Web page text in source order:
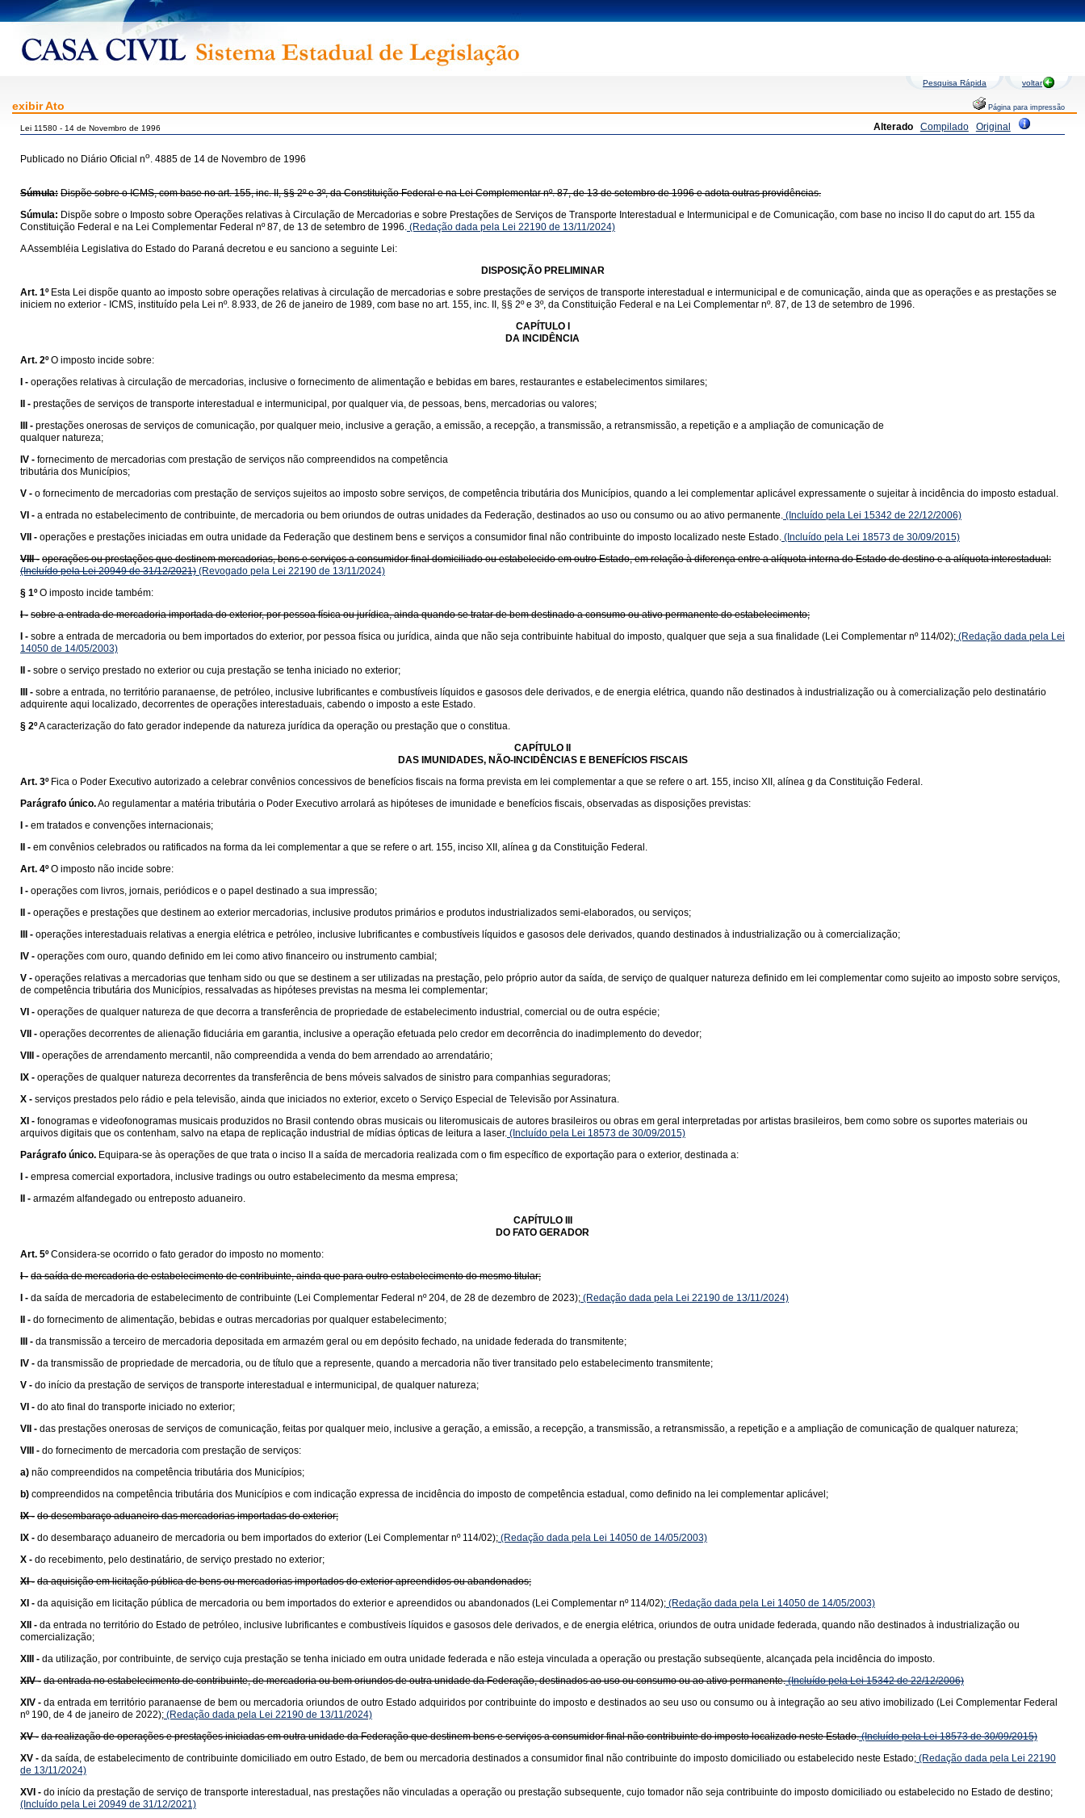
Pesquisa Rápida voltar
exibir Ato Página para impressão
Alterado Compilado Original
Lei 11580 - 14 de Novembro de 1996
Publicado no Diário Oficial no. 4885 de 14 de Novembro de 1996
Súmula: Dispõe sobre o ICMS, com base no art. 155, inc. II, §§ 2º e 3º, da Constituição Federal e na Lei Complementar nº. 87, de 13 de setembro de 1996 e adota outras providências.
Súmula: Dispõe sobre o Imposto sobre Operações relativas à Circulação de Mercadorias e sobre Prestações de Serviços de Transporte Interestadual e Intermunicipal e de Comunicação, com base no inciso II do caput do art. 155 da
Constituição Federal e na Lei Complementar Federal nº 87, de 13 de setembro de 1996. (Redação dada pela Lei 22190 de 13/11/2024)
A Assembléia Legislativa do Estado do Paraná decretou e eu sanciono a seguinte Lei:
DISPOSIÇÃO PRELIMINAR
Art. 1º Esta Lei dispõe quanto ao imposto sobre operações relativas à circulação de mercadorias e sobre prestações de serviços de transporte interestadual e intermunicipal e de comunicação, ainda que as operações e as prestações se
iniciem no exterior - ICMS, instituído pela Lei nº. 8.933, de 26 de janeiro de 1989, com base no art. 155, inc. II, §§ 2º e 3º, da Constituição Federal e na Lei Complementar nº. 87, de 13 de setembro de 1996.
CAPÍTULO I
DA INCIDÊNCIA
Art. 2º O imposto incide sobre:
I - operações relativas à circulação de mercadorias, inclusive o fornecimento de alimentação e bebidas em bares, restaurantes e estabelecimentos similares;
II - prestações de serviços de transporte interestadual e intermunicipal, por qualquer via, de pessoas, bens, mercadorias ou valores;
III - prestações onerosas de serviços de comunicação, por qualquer meio, inclusive a geração, a emissão, a recepção, a transmissão, a retransmissão, a repetição e a ampliação de comunicação de
qualquer natureza;
IV - fornecimento de mercadorias com prestação de serviços não compreendidos na competência
tributária dos Municípios;
V - o fornecimento de mercadorias com prestação de serviços sujeitos ao imposto sobre serviços, de competência tributária dos Municípios, quando a lei complementar aplicável expressamente o sujeitar à incidência do imposto estadual.
VI - a entrada no estabelecimento de contribuinte, de mercadoria ou bem oriundos de outras unidades da Federação, destinados ao uso ou consumo ou ao ativo permanente. (Incluído pela Lei 15342 de 22/12/2006)
VII - operações e prestações iniciadas em outra unidade da Federação que destinem bens e serviços a consumidor final não contribuinte do imposto localizado neste Estado. (Incluído pela Lei 18573 de 30/09/2015)
VIII - operações ou prestações que destinem mercadorias, bens e serviços a consumidor final domiciliado ou estabelecido em outro Estado, em relação à diferença entre a alíquota interna do Estado de destino e a alíquota interestadual:
(Incluído pela Lei 20949 de 31/12/2021) (Revogado pela Lei 22190 de 13/11/2024)
§ 1º O imposto incide também:
I - sobre a entrada de mercadoria importada do exterior, por pessoa física ou jurídica, ainda quando se tratar de bem destinado a consumo ou ativo permanente do estabelecimento;
I - sobre a entrada de mercadoria ou bem importados do exterior, por pessoa física ou jurídica, ainda que não seja contribuinte habitual do imposto, qualquer que seja a sua finalidade (Lei Complementar nº 114/02); (Redação dada pela Lei
14050 de 14/05/2003)
II - sobre o serviço prestado no exterior ou cuja prestação se tenha iniciado no exterior;
III - sobre a entrada, no território paranaense, de petróleo, inclusive lubrificantes e combustíveis líquidos e gasosos dele derivados, e de energia elétrica, quando não destinados à industrialização ou à comercialização pelo destinatário
adquirente aqui localizado, decorrentes de operações interestaduais, cabendo o imposto a este Estado.
§ 2ºA caracterização do fato gerador independe da natureza jurídica da operação ou prestação que o constitua.
CAPÍTULO II
DAS IMUNIDADES, NÃO-INCIDÊNCIAS E BENEFÍCIOS FISCAIS
Art. 3º Fica o Poder Executivo autorizado a celebrar convênios concessivos de benefícios fiscais na forma prevista em lei complementar a que se refere o art. 155, inciso XII, alínea g da Constituição Federal.
Parágrafo único.Ao regulamentar a matéria tributária o Poder Executivo arrolará as hipóteses de imunidade e benefícios fiscais, observadas as disposições previstas:
I - em tratados e convenções internacionais;
II - em convênios celebrados ou ratificados na forma da lei complementar a que se refere o art. 155, inciso XII, alínea g da Constituição Federal.
Art. 4º O imposto não incide sobre:
I - operações com livros, jornais, periódicos e o papel destinado a sua impressão;
II - operações e prestações que destinem ao exterior mercadorias, inclusive produtos primários e produtos industrializados semi-elaborados, ou serviços;
III - operações interestaduais relativas a energia elétrica e petróleo, inclusive lubrificantes e combustíveis líquidos e gasosos dele derivados, quando destinados à industrialização ou à comercialização;
IV - operações com ouro, quando definido em lei como ativo financeiro ou instrumento cambial;
V - operações relativas a mercadorias que tenham sido ou que se destinem a ser utilizadas na prestação, pelo próprio autor da saída, de serviço de qualquer natureza definido em lei complementar como sujeito ao imposto sobre serviços,
de competência tributária dos Municípios, ressalvadas as hipóteses previstas na mesma lei complementar;
VI - operações de qualquer natureza de que decorra a transferência de propriedade de estabelecimento industrial, comercial ou de outra espécie;
VII - operações decorrentes de alienação fiduciária em garantia, inclusive a operação efetuada pelo credor em decorrência do inadimplemento do devedor;
VIII - operações de arrendamento mercantil, não compreendida a venda do bem arrendado ao arrendatário;
IX - operações de qualquer natureza decorrentes da transferência de bens móveis salvados de sinistro para companhias seguradoras;
X - serviços prestados pelo rádio e pela televisão, ainda que iniciados no exterior, exceto o Serviço Especial de Televisão por Assinatura.
XI - fonogramas e videofonogramas musicais produzidos no Brasil contendo obras musicais ou literomusicais de autores brasileiros ou obras em geral interpretadas por artistas brasileiros, bem como sobre os suportes materiais ou
arquivos digitais que os contenham, salvo na etapa de replicação industrial de mídias ópticas de leitura a laser. (Incluído pela Lei 18573 de 30/09/2015)
Parágrafo único. Equipara-se às operações de que trata o inciso II a saída de mercadoria realizada com o fim específico de exportação para o exterior, destinada a:
I - empresa comercial exportadora, inclusive tradings ou outro estabelecimento da mesma empresa;
II - armazém alfandegado ou entreposto aduaneiro.
CAPÍTULO III
DO FATO GERADOR
Art. 5º Considera-se ocorrido o fato gerador do imposto no momento:
I - da saída de mercadoria de estabelecimento de contribuinte, ainda que para outro estabelecimento do mesmo titular;
I - da saída de mercadoria de estabelecimento de contribuinte (Lei Complementar Federal nº 204, de 28 de dezembro de 2023); (Redação dada pela Lei 22190 de 13/11/2024)
II - do fornecimento de alimentação, bebidas e outras mercadorias por qualquer estabelecimento;
III - da transmissão a terceiro de mercadoria depositada em armazém geral ou em depósito fechado, na unidade federada do transmitente;
IV - da transmissão de propriedade de mercadoria, ou de título que a represente, quando a mercadoria não tiver transitado pelo estabelecimento transmitente;
V - do início da prestação de serviços de transporte interestadual e intermunicipal, de qualquer natureza;
VI - do ato final do transporte iniciado no exterior;
VII - das prestações onerosas de serviços de comunicação, feitas por qualquer meio, inclusive a geração, a emissão, a recepção, a transmissão, a retransmissão, a repetição e a ampliação de comunicação de qualquer natureza;
VIII - do fornecimento de mercadoria com prestação de serviços:
a) não compreendidos na competência tributária dos Municípios;
b) compreendidos na competência tributária dos Municípios e com indicação expressa de incidência do imposto de competência estadual, como definido na lei complementar aplicável;
IX - do desembaraço aduaneiro das mercadorias importadas do exterior;
IX - do desembaraço aduaneiro de mercadoria ou bem importados do exterior (Lei Complementar nº 114/02); (Redação dada pela Lei 14050 de 14/05/2003)
X - do recebimento, pelo destinatário, de serviço prestado no exterior;
XI - da aquisição em licitação pública de bens ou mercadorias importados do exterior apreendidos ou abandonados;
XI - da aquisição em licitação pública de mercadoria ou bem importados do exterior e apreendidos ou abandonados (Lei Complementar nº 114/02); (Redação dada pela Lei 14050 de 14/05/2003)
XII - da entrada no território do Estado de petróleo, inclusive lubrificantes e combustíveis líquidos e gasosos dele derivados, e de energia elétrica, oriundos de outra unidade federada, quando não destinados à industrialização ou
comercialização;
XIII - da utilização, por contribuinte, de serviço cuja prestação se tenha iniciado em outra unidade federada e não esteja vinculada a operação ou prestação subseqüente, alcançada pela incidência do imposto.
XIV - da entrada no estabelecimento de contribuinte, de mercadoria ou bem oriundos de outra unidade da Federação, destinados ao uso ou consumo ou ao ativo permanente.(Incluído pela Lei 15342 de 22/12/2006)
XIV - da entrada em território paranaense de bem ou mercadoria oriundos de outro Estado adquiridos por contribuinte do imposto e destinados ao seu uso ou consumo ou à integração ao seu ativo imobilizado (Lei Complementar Federal
nº 190, de 4 de janeiro de 2022); (Redação dada pela Lei 22190 de 13/11/2024)
XV - da realização de operações e prestações iniciadas em outra unidade da Federação que destinem bens e serviços a consumidor final não contribuinte do imposto localizado neste Estado.(Incluído pela Lei 18573 de 30/09/2015)
XV - da saída, de estabelecimento de contribuinte domiciliado em outro Estado, de bem ou mercadoria destinados a consumidor final não contribuinte do imposto domiciliado ou estabelecido neste Estado; (Redação dada pela Lei 22190
de 13/11/2024)
XVI - do início da prestação de serviço de transporte interestadual, nas prestações não vinculadas a operação ou prestação subsequente, cujo tomador não seja contribuinte do imposto domiciliado ou estabelecido no Estado de destino;
(Incluído pela Lei 20949 de 31/12/2021)